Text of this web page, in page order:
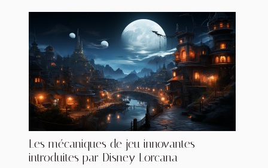
Les mécaniques de jeu innovantes
introduites par Disney Lorcana